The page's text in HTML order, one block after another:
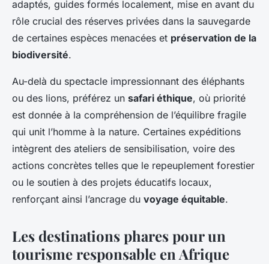
adaptés, guides formés localement, mise en avant du
rôle crucial des réserves privées dans la sauvegarde
de certaines espèces menacées et préservation de la
biodiversité.
Au-delà du spectacle impressionnant des éléphants
ou des lions, préférez un safari éthique, où priorité
est donnée à la compréhension de l’équilibre fragile
qui unit l’homme à la nature. Certaines expéditions
intègrent des ateliers de sensibilisation, voire des
actions concrètes telles que le repeuplement forestier
ou le soutien à des projets éducatifs locaux,
renforçant ainsi l’ancrage du voyage équitable.
Les destinations phares pour un
tourisme responsable en Afrique